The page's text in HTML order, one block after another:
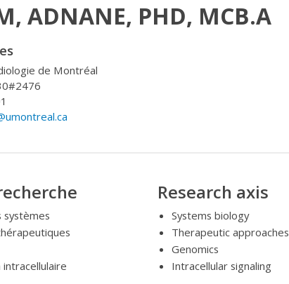
ADNANE, PHD, MCB.A
de Montréal
systèmes
intracellulaire
Research axis
Systems biology
Therapeutic approaches
Genomics
Intracellular signaling